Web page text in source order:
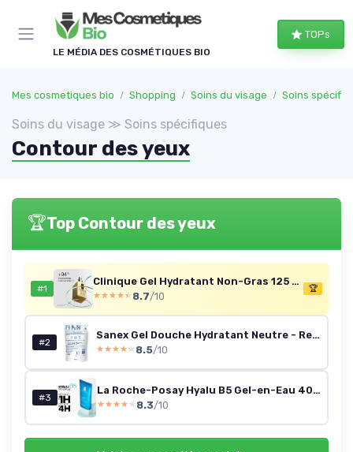
LE MÉDIA DES COSMÉTIQUES BIO
TOPs
Mes cosmetiques bio Shopping Soins du visage Soins
Soins du visage ≫ Soins spécifiques
Contour des yeux
🏆Top Contour des yeux
#1
Clinique Gel Hydratant Non-Gras 125 ml
★★★★★
★★★★★ 8.7/10
🏆
#2
Sanex Gel Douche Hydratant Neutre - Recharge 10x900 ml
★★★★★
★★★★★ 8.5/10
#3
La Roche-Posay Hyalu B5 Gel-en-Eau 40 ml
★★★★★
★★★★★ 8.3/10
Panneau de gestion des cookies